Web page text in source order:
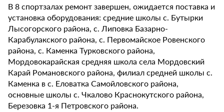
В 8 спортзалах ремонт завершен, ожидается поставка и
установка оборудования: средние школы с. Бутырки
Лысогорского района, с. Липовка Базарно-
Карабулакского района, с. Первомайское Ровенского
района, с. Каменка Турковского района,
Мордовокарайская средняя школа села Мордовский
Карай Романовского района, филиал средней школы с.
Каменка в с. Еловатка Самойловского района,
основные школы с. Чкалово Краснокутского района,
Березовка 1-я Петровского района.